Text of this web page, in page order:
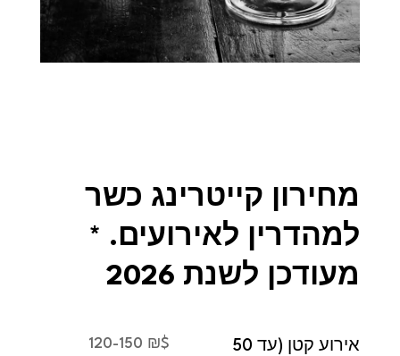
מחירון קייטרינג כשר
למהדרין לאירועים. *
מעודכן לשנת 2026
אירוע קטן (עד 50
$
₪ 120-150